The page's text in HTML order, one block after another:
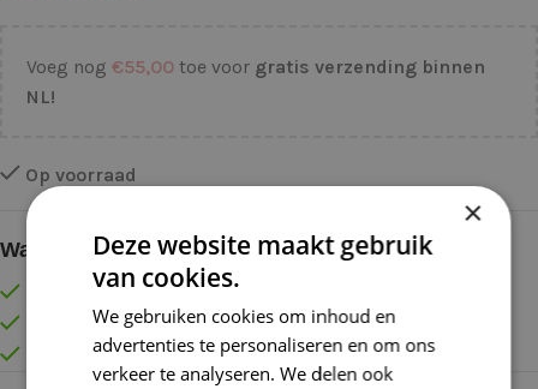
Voeg nog €55,00 toe voor gratis verzending binnen
NL!
Op voorraad
Waarom kopen bij de Wolkast?
Lage verzendkosten vanaf € 4,99 binnen NL
Gratis verzonden vanaf €55,-
Vóór 16:30 besteld = Zelfde (werk)dag verzonden
×
Deze website maakt gebruik
van cookies.
We gebruiken cookies om inhoud en
advertenties te personaliseren en om ons
verkeer te analyseren. We delen ook